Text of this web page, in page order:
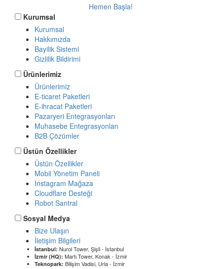
Hemen Başla!
Kurumsal
Kurumsal
Hakkımızda
Bayilik Sistemi
Gizlilik Bildirimi
Ürünlerimiz
Ürünlerimiz
E-ticaret Paketleri
E-ihracat Paketleri
Pazaryeri Entegrasyonları
Muhasebe Entegrasyonları
B2B Çözümler
Üstün Özellikler
Üstün Özellikler
Mobil Yönetim Paneli
Instagram Mağaza
Cloudflare Desteği
Robot Santral
Sosyal Medya
Bize Ulaşın
İletişim Bilgileri
İstanbul: Nurol Tower, Şişli - İstanbul
İzmir (HQ): Martı Tower, Konak - İzmir
Teknopark: Bilişim Vadisi, Urla - İzmir